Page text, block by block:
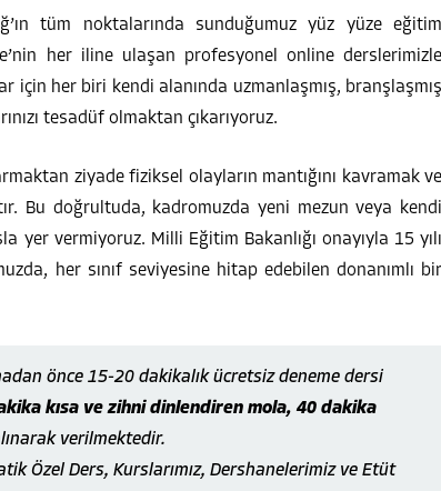
tüm noktalarında sunduğumuz yüz yüze eğitim
her iline ulaşan profesyonel online derslerimizle
için her biri kendi alanında uzmanlaşmış, branşlaşmış
tesadüf olmaktan çıkarıyoruz.
ziyade fiziksel olayların mantığını kavramak ve
Bu doğrultuda, kadromuzda yeni mezun veya kendi
yer vermiyoruz. Milli Eğitim Bakanlığı onayıyla 15 yılı
her sınıf seviyesine hitap edebilen donanımlı bir
önce 15-20 dakikalık ücretsiz deneme dersi
kısa ve zihni dinlendiren mola, 40 dakika
verilmektedir.
Özel Ders, Kurslarımız, Dershanelerimiz ve Etüt